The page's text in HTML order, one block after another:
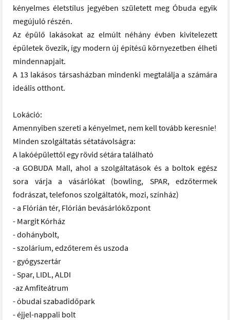
kényelmes életstílus jegyében született meg Óbuda egyik
megújuló részén.
Az épülő lakásokat az elmúlt néhány évben kivitelezett
épületek övezik, így modern új építésű környezetben élheti
mindennapjait.
A 13 lakásos társasházban mindenki megtalálja a számára
ideális otthont.
Lokáció:
Amennyiben szereti a kényelmet, nem kell tovább keresnie!
Minden szolgáltatás sétatávolságra:
A lakóépülettől egy rövid sétára található
-a GOBUDA Mall, ahol a szolgáltatások és a boltok egész
sora várja a vásárlókat (bowling, SPAR, edzőtermek
fodrászat, telefonos szolgáltatók, mozi, színház)
- a Flórián tér, Flórián bevásárlóközpont
- Margit Kórház
- dohánybolt,
- szolárium, edzőterem és uszoda
- gyógyszertár
- Spar, LIDL, ALDI
-az Amfiteátrum
- óbudai szabadidőpark
- éjjel-nappali bolt